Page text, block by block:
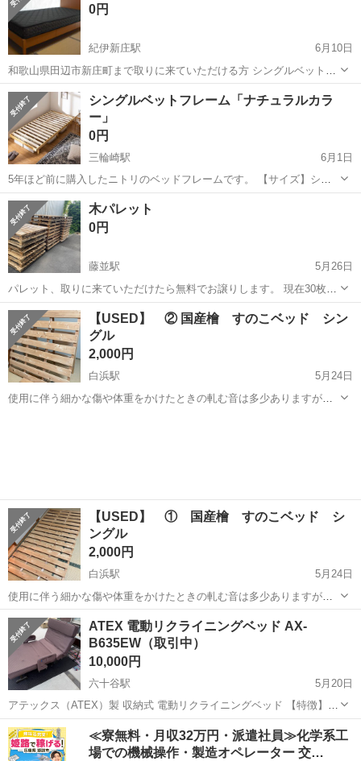
であることをご了承いただけ...
0円
紀伊新庄駅
6月10日
和歌山県田辺市新庄町まで取りに来ていただける方 シングルベットを
無料にて差し上げます 交渉により有料にてご希望の場所までお運び出
来る場合もあります この品物はすべてにおぴてＮＣ、ＮＲをご理解の
方のお取引を希望します
和歌山 田辺市 紀伊新庄駅
シングルベットフレーム「ナチュラルカラ
ー」
0円
三輪崎駅
6月1日
5年ほど前に購入したニトリのベッドフレームです。 【サイズ】シン
グルサイズ 【傷などの状態】とくに目立った傷はありません。 【アピ
ールポイント】状態はいいのでまだまだ使えます！ 【希望取引場所】
スーパーセンターオークワ駐車...
和歌山 新宮市 三輪崎駅
木パレット
0円
藤並駅
5月26日
パレット、取りに来ていただけたら無料でお譲りします。 現在30枚ほ
どあります 1,100*1,300ミリ
和歌山 有田郡 藤並駅 ベッド プラパレ
【USED】 ② 国産檜 すのこベッド シン
グル
2,000円
白浜駅
5月24日
使用に伴う細かな傷や体重をかけたときの軋む音は多少ありますが、
【USED】 ① 国産檜 すのこベッド シ
ングル
2,000円
白浜駅
5月24日
使用に伴う細かな傷や体重をかけたときの軋む音は多少ありますが、
目立つ破損はなく、使用には問題ないと思います。 中古品・素人検品
（気をつけて確認はしていますが見落とし等ご容赦ください）につい
て、ご理解いただける方、 どうぞよろ...
和歌山 西牟婁郡 白浜駅 ベッド すのこベッド
ATEX 電動リクライニングベッド AX-
B635EW（取引中）
10,000円
六十谷駅
5月20日
アテックス（ATEX）製 収納式 電動リクライニングベッド 【特徴】
Wメッシュ生地： 通気性に優れたメッシュ素材を採用。夏場でも蒸れ
にくく、清潔にお使いいただけます。 2モーター仕様： 背もたれのリ
クライニングと足上...
和歌山 和歌山市 六十谷駅 ベッド ATEX
≪寮無料・月収32万円・派遣社員≫化学系工
場での機械操作・製造オペレーター 交…